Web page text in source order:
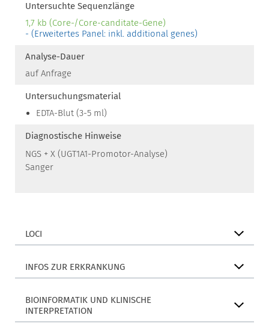
Untersuchte Sequenzlänge
1,7 kb (Core-/Core-canditate-Gene)
- (Erweitertes Panel: inkl. additional genes)
Analyse-Dauer
auf Anfrage
Untersuchungsmaterial
EDTA-Blut (3-5 ml)
Diagnostische Hinweise
NGS + X (UGT1A1-Promotor-Analyse)
Sanger
LOCI
INFOS ZUR ERKRANKUNG
BIOINFORMATIK UND KLINISCHE
INTERPRETATION